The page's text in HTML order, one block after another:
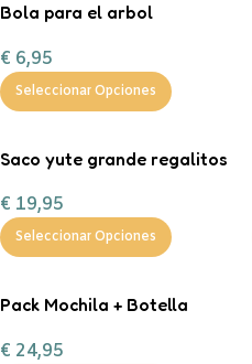
Bola para el arbol
€ 6,95
Seleccionar Opciones
Saco yute grande regalitos
€ 19,95
Seleccionar Opciones
Pack Mochila + Botella
€ 24,95